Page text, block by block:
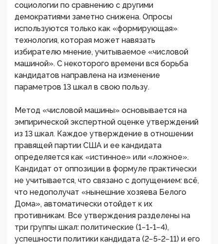
социологии по сравнению с другими
демократиями заметно снижена. Опросы
используются только как «формирующая»
технология, которая может навязать
избирателю мнение, учитываемое «числовой
машиной». С некоторого времени вся борьба
кандидатов направлена на изменение
параметров 13 шкал в свою пользу.
Метод «числовой машины» основывается на
эмпирической экспертной оценке утверждений
из 13 шкал. Каждое утверждение в отношении
правящей партии США и ее кандидата
определяется как «истинное» или «ложное».
Кандидат от оппозиции в формуле практически
не учитывается, что связано с допущением: всё,
что недополучат «нынешние хозяева Белого
Дома», автоматически отойдет к их
противникам. Все утверждения разделены на
три группы шкал: политические (1−1-1−4),
успешности политики кандидата (2−5-2−11) и его